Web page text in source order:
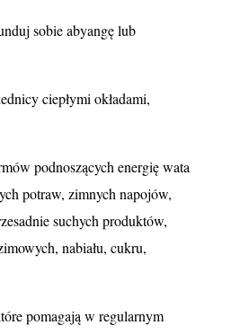
sobie abyangę lub
ciepłymi okładami,
podnoszących energię wata
potraw, zimnych napojów,
suchych produktów,
nabiału, cukru,
pomagają w regularnym